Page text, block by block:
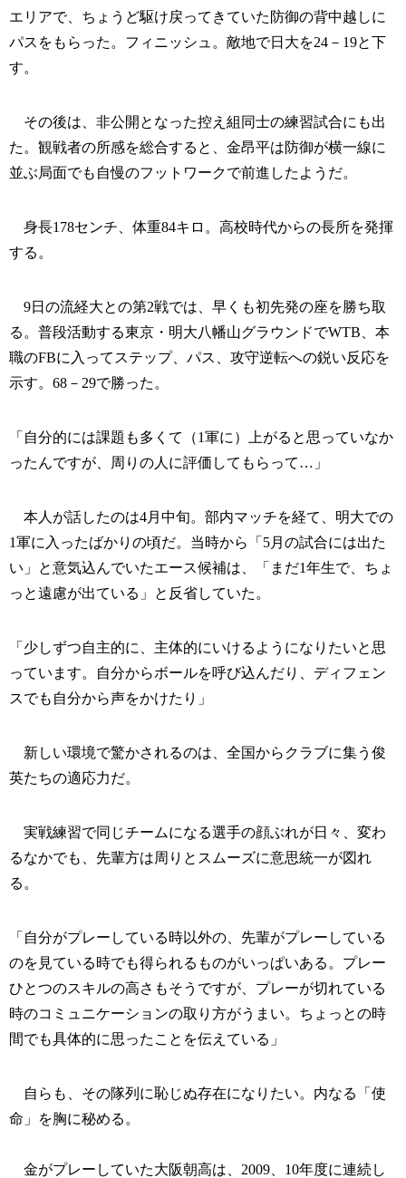
エリアで、ちょうど駆け戻ってきていた防御の背中越しに
パスをもらった。フィニッシュ。敵地で日大を24－19と下
す。
その後は、非公開となった控え組同士の練習試合にも出
た。観戦者の所感を総合すると、金昂平は防御が横一線に
並ぶ局面でも自慢のフットワークで前進したようだ。
身長178センチ、体重84キロ。高校時代からの長所を発揮
する。
9日の流経大との第2戦では、早くも初先発の座を勝ち取
る。普段活動する東京・明大八幡山グラウンドでWTB、本
職のFBに入ってステップ、パス、攻守逆転への鋭い反応を
示す。68－29で勝った。
「自分的には課題も多くて（1軍に）上がると思っていなか
ったんですが、周りの人に評価してもらって…」
本人が話したのは4月中旬。部内マッチを経て、明大での
1軍に入ったばかりの頃だ。当時から「5月の試合には出た
い」と意気込んでいたエース候補は、「まだ1年生で、ちょ
っと遠慮が出ている」と反省していた。
「少しずつ自主的に、主体的にいけるようになりたいと思
っています。自分からボールを呼び込んだり、ディフェン
スでも自分から声をかけたり」
新しい環境で驚かされるのは、全国からクラブに集う俊
英たちの適応力だ。
実戦練習で同じチームになる選手の顔ぶれが日々、変わ
るなかでも、先輩方は周りとスムーズに意思統一が図れ
る。
「自分がプレーしている時以外の、先輩がプレーしている
のを見ている時でも得られるものがいっぱいある。プレー
ひとつのスキルの高さもそうですが、プレーが切れている
時のコミュニケーションの取り方がうまい。ちょっとの時
間でも具体的に思ったことを伝えている」
自らも、その隊列に恥じぬ存在になりたい。内なる「使
命」を胸に秘める。
金がプレーしていた大阪朝高は、2009、10年度に連続し